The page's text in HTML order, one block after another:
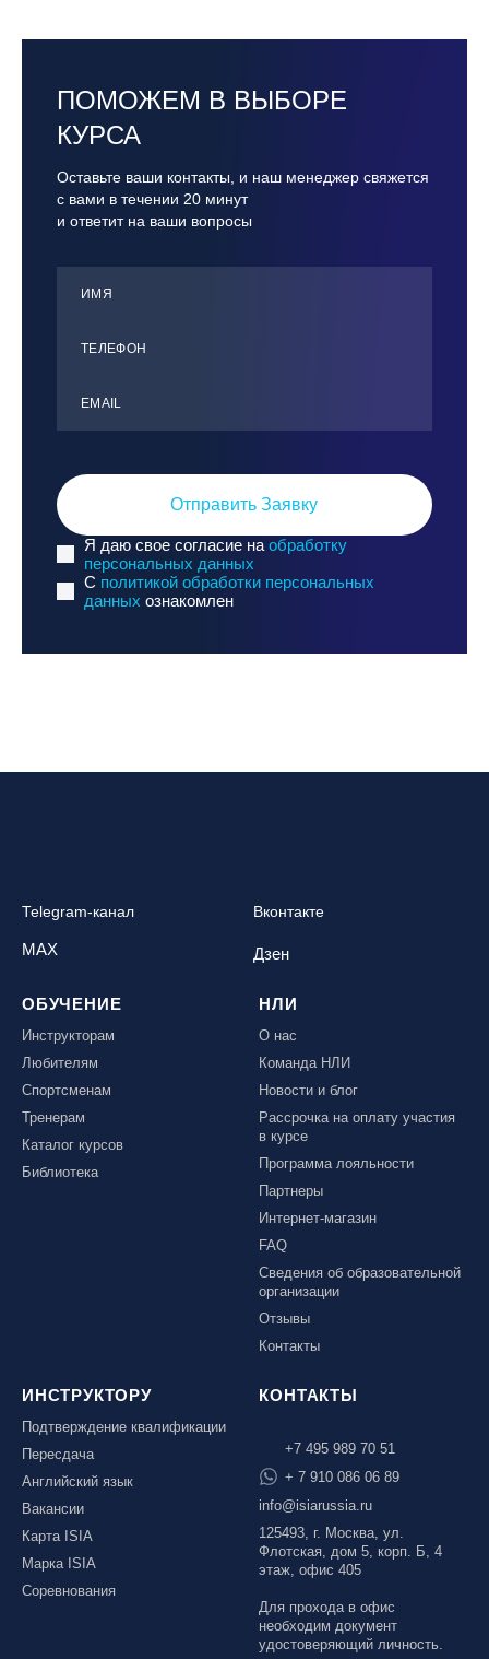
ПОМОЖЕМ В ВЫБОРЕ
КУРСА
Оставьте ваши контакты, и наш менеджер свяжется
с вами в течении 20 минут
и ответит на ваши вопросы
ИМЯ
ТЕЛЕФОН
ЕMАIL
Отправить Заявку
Я даю свое согласие на обработку
персональных данных
C политикой обработки персональных
данных ознакомлен
Telegram-канал Вконтакте
MAX Дзен
ОБУЧЕНИЕ
Инструкторам
Любителям
Спортсменам
Тренерам
Каталог курсов
Библиотека
НЛИ
О нас
Команда НЛИ
Новости и блог
Рассрочка на оплату участия
в курсе
Программа лояльности
Партнеры
Интернет-магазин
FAQ
Сведения об образовательной
организации
Отзывы
Контакты
ИНСТРУКТОРУ
Подтверждение квалификации
Пересдача
Английский язык
Вакансии
Карта ISIA
Марка ISIA
Соревнования
КОНТАКТЫ
+7 495 989 70 51
+ 7 910 086 06 89
info@isiarussia.ru
125493, г. Москва, ул.
Флотская, дом 5, корп. Б, 4
этаж, офис 405
Для прохода в офис
необходим документ
удостоверяющий личность.